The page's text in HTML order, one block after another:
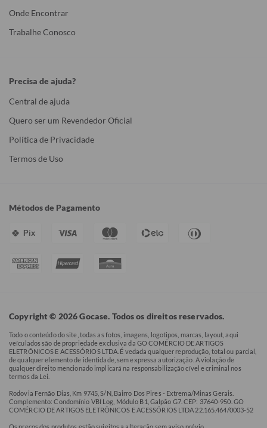
Onde Encontrar
Trabalhe Conosco
Precisa de ajuda?
Central de ajuda
Quero ser um Revendedor Oficial
Política de Privacidade
Termos de Uso
Métodos de Pagamento
Pix
Copyright © 2026 Gocase. Todos os direitos reservados.
Todo o conteúdo do site, todas as fotos, imagens, logotipos, marcas, layout, aqui
veículados são de propriedade exclusiva da GO COMÉRCIO DE ARTIGOS
ELETRÔNICOS E ACESSÓRIOS LTDA. É vedada qualquer reprodução, total ou parcial,
de qualquer elemento de identidade, sem expressa autorização. A violação de
qualquer direito mencionado implicará na responsabilização cível e criminal nos
termos da Lei.
Rodovia Fernão Dias, Km 9745, S/N, Bairro Dos Pires - Extrema/Minas Gerais.
Complemento: Condomínio VBI Log, Módulo B1, Galpão G7. CEP: 37640-950. GO
COMÉRCIO DE ARTIGOS ELETRÔNICOS E ACESSÓRIOS LTDA 22.165.464/0003-52